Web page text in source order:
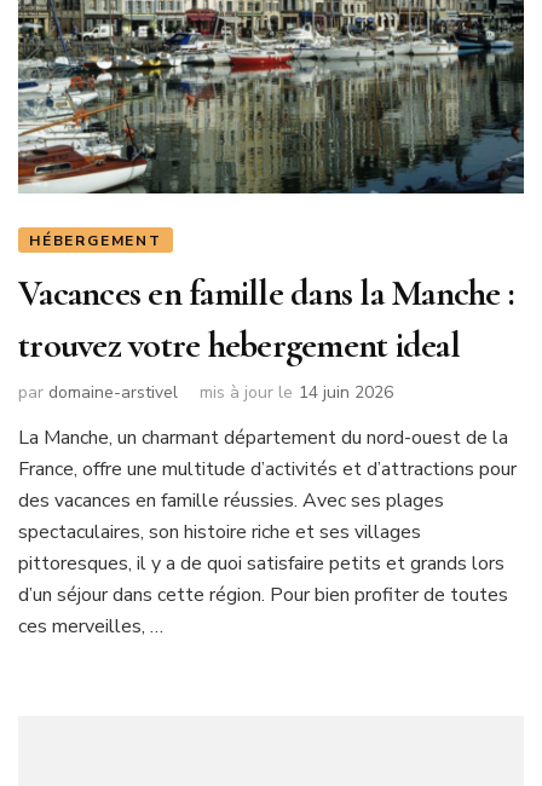
HÉBERGEMENT
Vacances en famille dans la Manche :
trouvez votre hebergement ideal
par domaine-arstivel mis à jour le 14 juin 2026
La Manche, un charmant département du nord-ouest de la
France, offre une multitude d’activités et d’attractions pour
des vacances en famille réussies. Avec ses plages
spectaculaires, son histoire riche et ses villages
pittoresques, il y a de quoi satisfaire petits et grands lors
d’un séjour dans cette région. Pour bien profiter de toutes
ces merveilles, …